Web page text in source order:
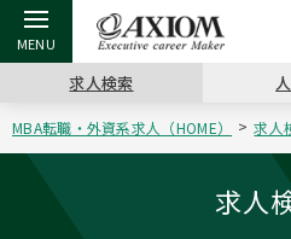
戻る
アクシアムの特長
戻る
キャリア支援 TOP
戻る
転職ツール TOP
戻る
転職コラム TOP
戻る
イベント・セミナー TOP
戻る
会社概要 TOP
求人検索
MBA転職・外資系求人（HOME） 求人
求人